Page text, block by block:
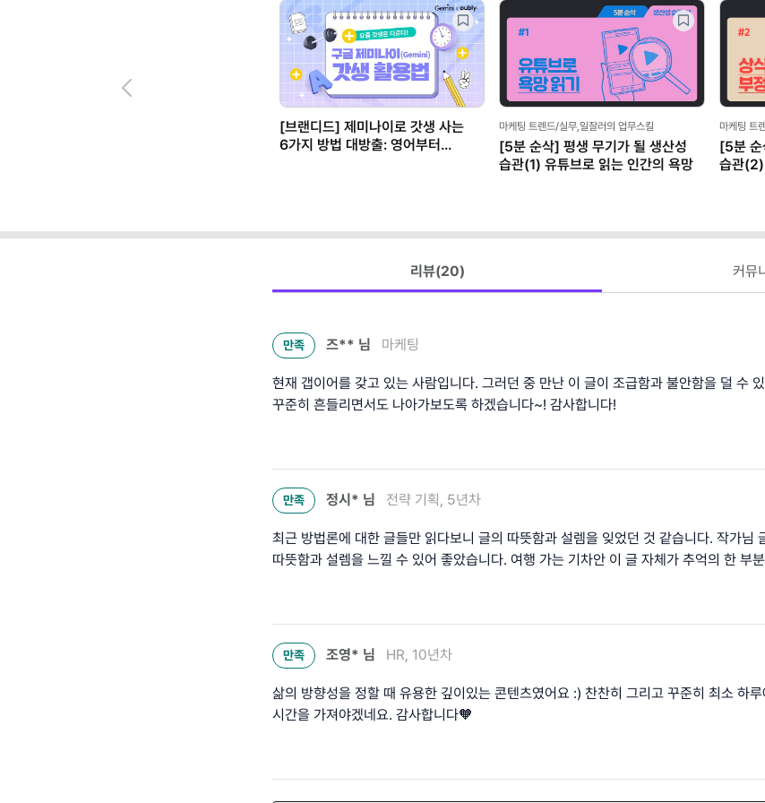
[브랜디드] 제미나이로 갓생 사는
6가지 방법 대방출: 영어부터
마케팅 트렌드/실무,일잘러의 업무스킬
[5분 순삭] 평생 무기가 될 생산성
습관(1) 유튜브로 읽는 인간의 욕망
마케팅 트
[5분 순
습관(2)
리뷰(20) 커뮤
만족 즈** 님 마케팅
현재 갭이어를 갖고 있는 사람입니다. 그러던 중 만난 이 글이 조급함과 불안함을 덜 수
꾸준히 흔들리면서도 나아가보도록 하겠습니다~! 감사합니다!
만족 정시* 님 전략 기획, 5년차
최근 방법론에 대한 글들만 읽다보니 글의 따뜻함과 설렘을 잊었던 것 같습니다. 작가님
따뜻함과 설렘을 느낄 수 있어 좋았습니다. 여행 가는 기차안 이 글 자체가 추억의 한 부
만족 조영* 님 HR, 10년차
삶의 방향성을 정할 때 유용한 깊이있는 콘텐츠였어요 :) 찬찬히 그리고 꾸준히 최소 하
시간을 가져야겠네요. 감사합니다🧡